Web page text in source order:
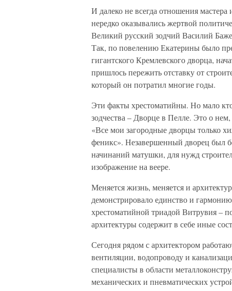
И далеко не всегда отношения
нередко оказывались жертвой
Великий русский зодчий Василий
Так, по повелению Екатерины было
гигантского Кремлевского дворца,
пришлось пережить отставку от
который он потратил многие годы.
Эти факты хрестоматийны. Но мало
зодчества – Дворце в Пелле. Это о
«Все мои загородные дворцы только
феникс». Незавершенный дворец был
начинаний матушки, для нужд
изображение на веере.
Меняется жизнь, меняется и
демонстрировало единство и
хрестоматийной триадой Витрувия –
архитектуры содержит в себе иные
Сегодня рядом с архитектором
вентиляции, водопроводу и
специалисты в области
механических и пневматических